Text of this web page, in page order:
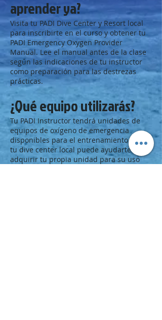
aprender ya?
Visita tu PADI Dive Center y Resort local
para inscribirte en el curso y obtener tu
PADI Emergency Oxygen Provider
Manual. Lee el manual antes de la clase
según las indicaciones de tu instructor
como preparación para las destrezas
prácticas.
¿Qué equipo utilizarás?
Tu PADI Instructor tendrá unidades de
equipos de oxígeno de emergencia
disponibles para el entrenamiento y
tu dive center local puede ayudarte a
adquirir tu propia unidad para su uso